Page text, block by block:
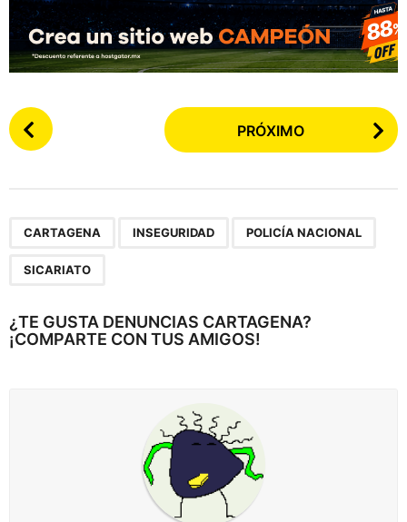
P
o
g
i
PRÓXIMO
CARTAGENA INSEGURIDAD POLICÍA NACIONAL
SICARIATO
¿TE GUSTA DENUNCIAS CARTAGENA?
¡COMPARTE CON TUS AMIGOS!